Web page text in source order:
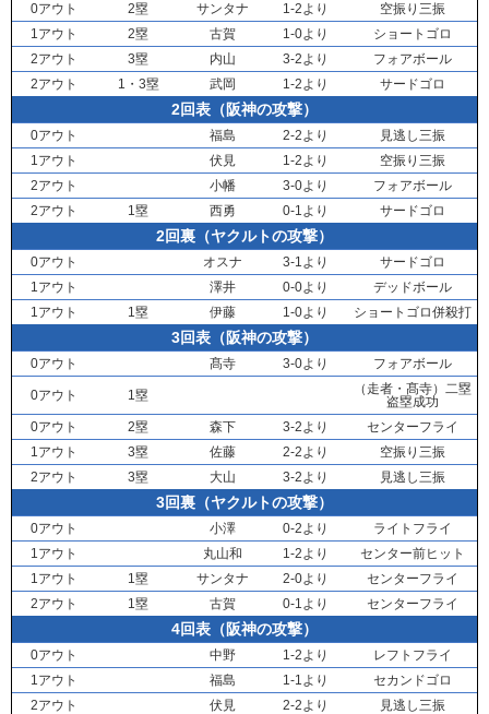
0アウト
2塁 サンタナ 1-2より
空振り三振
1アウト
2塁 古賀 1-0より
ショートゴロ
2アウト
3塁 内山 3-2より
フォアボール
2アウト
1・3塁 武岡 1-2より サードゴロ
2回表（阪神の攻撃）
0アウト 福島 2-2より
見逃し三振
1アウト
伏見 1-2より
空振り三振
2アウト
小幡 3-0より
フォアボール
2アウト
1塁 西勇 0-1より サードゴロ
2回裏（ヤクルトの攻撃）
0アウト オスナ 3-1より
サードゴロ
1アウト
澤井 0-0より
デッドボール
1アウト
1塁 伊藤 1-0より ショートゴロ併殺打
3回表（阪神の攻撃）
0アウト 髙寺 3-0より フォアボール
0アウト 1塁 （走者・ 髙寺）二塁
盗塁成功
0アウト
2塁 森下 3-2より
センターフライ
1アウト
3塁 佐藤 2-2より
空振り三振
2アウト
3塁 大山 3-2より 見逃し三振
3回裏（ヤクルトの攻撃）
0アウト 小澤 0-2より
ライトフライ
1アウト
丸山和 1-2より
センター前ヒット
1アウト
1塁 サンタナ 2-0より
センターフライ
2アウト
1塁 古賀 0-1より センターフライ
4回表（阪神の攻撃）
0アウト 中野 1-2より
レフトフライ
1アウト
福島 1-1より
セカンドゴロ
2アウト
伏見 2-2より 見逃し三振